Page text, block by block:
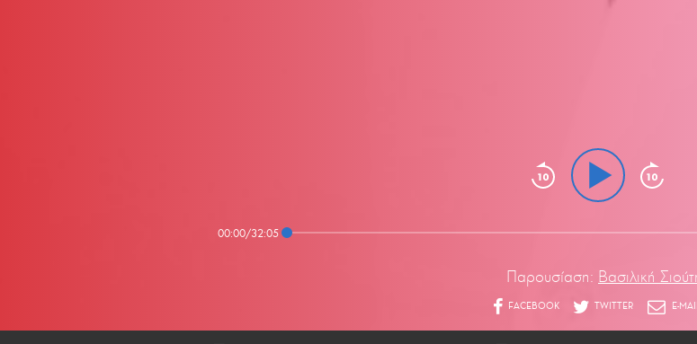
00:00/32:05
Παρουσίαση: Βασιλική